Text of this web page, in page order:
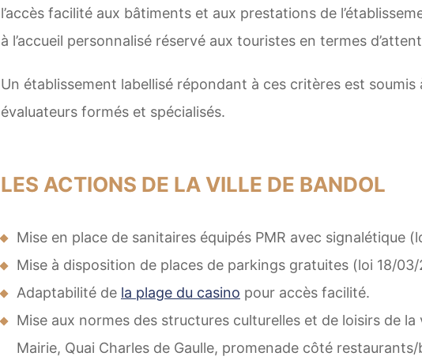
l’accès facilité aux bâtiments et aux prestations de
à l’accueil personnalisé réservé aux touristes en termes
Un établissement labellisé répondant à ces critères est
évaluateurs formés et spécialisés.
LES ACTIONS DE LA VILLE DE BANDOL
Mise en place de sanitaires équipés PMR avec signalétique
Mise à disposition de places de parkings gratuites (loi 18/03/
Adaptabilité de la plage du casino pour accès facilité.
Mise aux normes des structures culturelles et de loisirs de la
Mairie, Quai Charles de Gaulle, promenade côté